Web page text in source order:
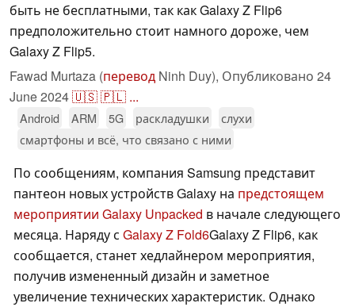
быть не бесплатными, так как Galaxy Z Flip6
предположительно стоит намного дороже, чем
Galaxy Z Flip5.
Fawad Murtaza (перевод Ninh Duy), Опубликовано 24
June 2024🇺🇸🇵🇱 ...
Android ARM 5G раскладушки
слухи
смартфоны и всё, что связано с ними
По сообщениям, компания Samsung представит
пантеон новых устройств Galaxy на предстоящем
мероприятии Galaxy Unpacked в начале следующего
месяца. Наряду с Galaxy Z Fold6Galaxy Z Flip6, как
сообщается, станет хедлайнером мероприятия,
получив измененный дизайн и заметное
увеличение технических характеристик. Однако